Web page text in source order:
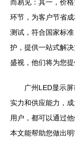
而易见：其一，价
环节，为客户节省
测试，符合国家标
护，提供一站式解
盛视，他们将为您提
广州LED显示
实力和供应能力，
用户，都可以通过
本文能帮助您做出明